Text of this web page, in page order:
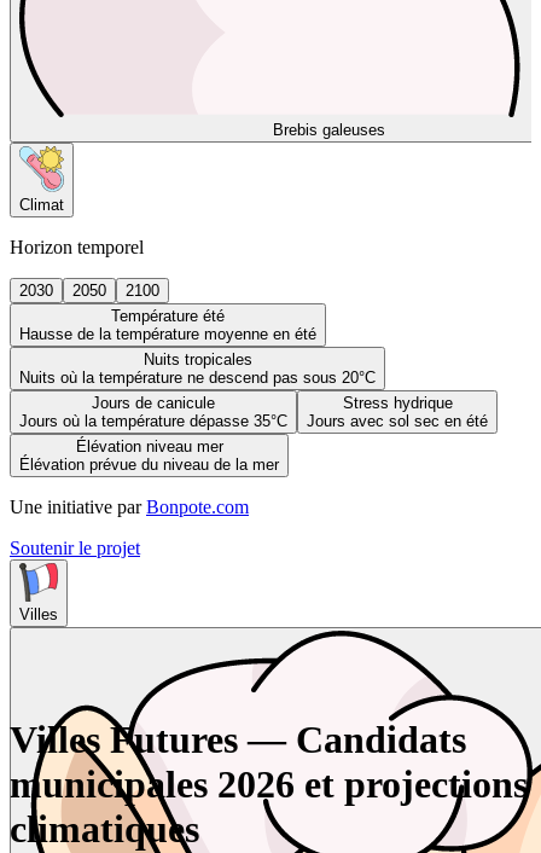
Brebis galeuses
Climat
Horizon temporel
2030 2050
2100
Température été
Hausse de la température moyenne en été
Nuits tropicales
Nuits où la température ne descend pas sous 20°C
Jours de canicule
Jours où la température dépasse 35°C
Stress hydrique
Jours avec sol sec en été
Élévation niveau mer
Élévation prévue du niveau de la mer
Une initiative par Bonpote.com
Soutenir le projet
Villes
Villes Futures — Candidats
municipales 2026 et projections
climatiques